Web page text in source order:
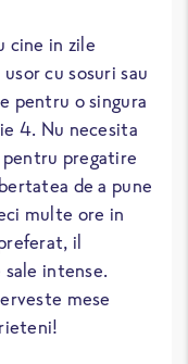
cine in zile
cu sosuri sau
pentru o singura
4. Nu necesita
pregatire
de a pune
multe ore in
il
intense.
mese